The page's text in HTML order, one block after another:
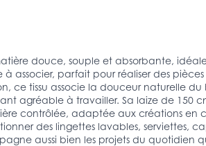
douce, souple et absorbante,
associer, parfait pour réaliser des
ce tissu associe la douceur naturelle
agréable à travailler. Sa laize de 150
contrôlée, adaptée aux créations
des lingettes lavables, serviettes,
aussi bien les projets du